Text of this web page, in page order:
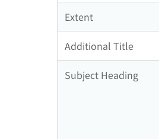
Extent
Additional Title
Subject Heading